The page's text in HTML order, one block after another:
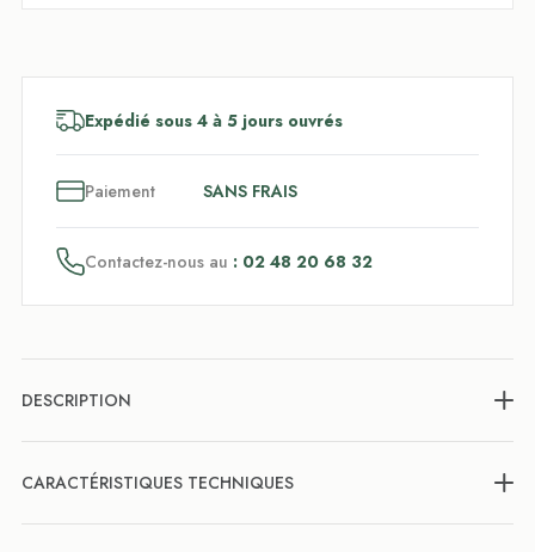
Expédié sous 4 à 5 jours ouvrés
Paiement SANS FRAIS
Contactez-nous au : 02 48 20 68 32
DESCRIPTION
CARACTÉRISTIQUES TECHNIQUES